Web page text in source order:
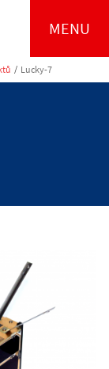
MENU
/ Lucky-7